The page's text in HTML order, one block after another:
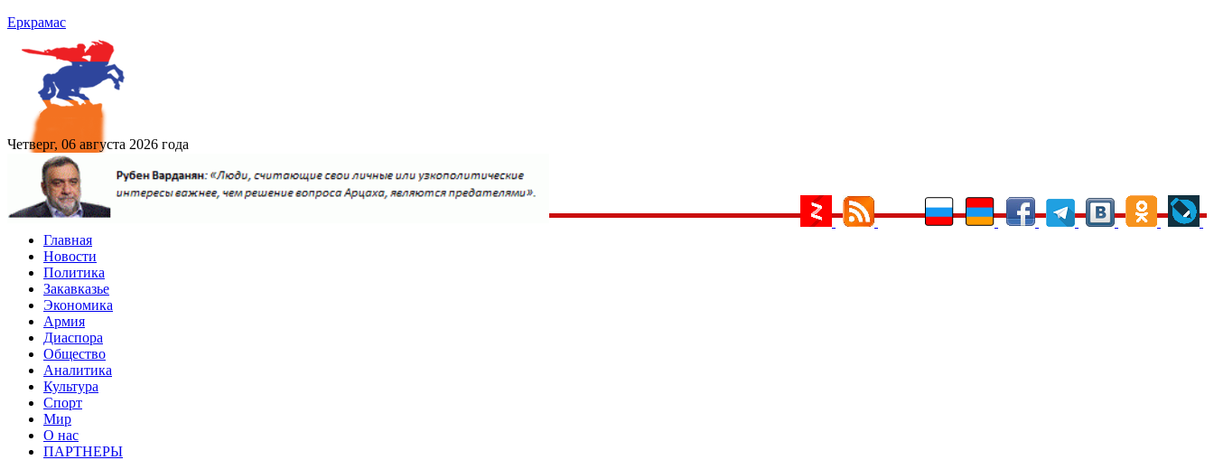
Еркрамас
Четверг, 06 августа 2026 года
Главная
Новости
Политика
Закавказье
Экономика
Армия
Диаспора
Общество
Аналитика
Культура
Спорт
Мир
О нас
ПАРТНЕРЫ